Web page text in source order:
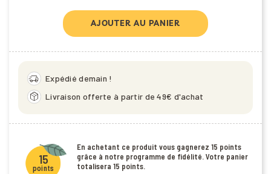
AJOUTER AU PANIER
delivery_truck_speed Expédié demain !
package_2 Livraison offerte à partir de 49€ d'achat
15
points
En achetant ce produit vous gagnerez 15 points
grâce à notre programme de fidélité. Votre panier
totalisera 15 points.